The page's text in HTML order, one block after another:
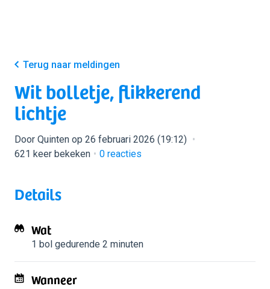
Terug naar meldingen
Wit bolletje, flikkerend
lichtje
Door Quinten op 26 februari 2026 (19:12)
621 keer bekeken
0 reacties
Details
Wat
1 bol gedurende 2 minuten
Wanneer